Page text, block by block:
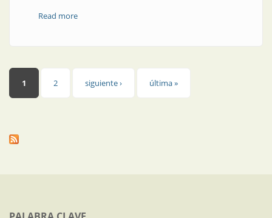
Read moreabout Producto | Seccionador fusible bajo carga
Páginas
1 2 siguiente › última »